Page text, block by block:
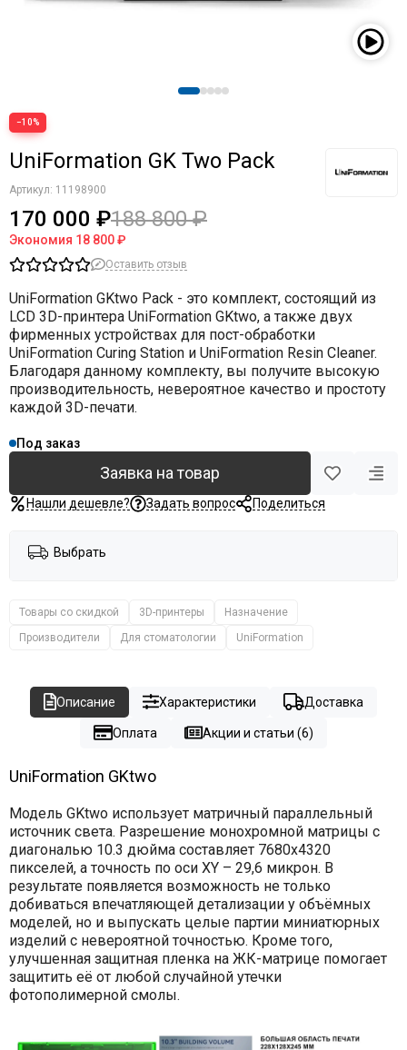
−10%
UniFormation GK Two Pack
Артикул: 11198900
170 000 ₽188 800 ₽
Экономия 18 800 ₽
Оставить отзыв
UniFormation GKtwo Pack - это комплект, состоящий из
LCD 3D-принтера UniFormation GKtwo, а также двух
фирменных устройствах для пост-обработки
UniFormation Curing Station и UniFormation Resin Cleaner.
Благодаря данному комплекту, вы получите высокую
производительность, невероятное качество и простоту
каждой 3D-печати.
Под заказ
Заявка на товар
Нашли дешевле? Задать вопрос Поделиться
Выбрать
Товары со скидкой 3D-принтеры
Назначение
Производители
Для стоматологии UniFormation
Описание Характеристики Доставка
Оплата Акции и статьи (6)
UniFormation GKtwo
Модель GKtwo использует матричный параллельный
источник света. Разрешение монохромной матрицы с
диагональю 10.3 дюйма составляет 7680x4320
пикселей, а точность по оси XY – 29,6 микрон. В
результате появляется возможность не только
добиваться впечатляющей детализации у объёмных
моделей, но и выпускать целые партии миниатюрных
изделий с невероятной точностью. Кроме того,
улучшенная защитная пленка на ЖК-матрице помогает
защитить её от любой случайной утечки
фотополимерной смолы.